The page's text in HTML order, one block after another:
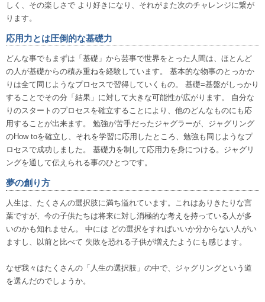
しく、その楽しさで より好きになり、それがまた次のチャレンジに繋が
ります。
応用力とは圧倒的な基礎力
どんな事でもまずは「基礎」から芸事で世界をとった人間は、ほとんど
の人が基礎からの積み重ねを経験しています。 基本的な物事のとっかか
りは全て同じようなプロセスで習得していくもの。 基礎=基盤がしっかり
することでその分「結果」に対して大きな可能性が広がります。 自分な
りのスタートのプロセスを確立することにより、他のどんなものにも応
用することが出来ます。 勉強が苦手だったジャグラーが、ジャグリング
のHow toを確立し、それを学習に応用したところ、勉強も同じようなプ
ロセスで成功しました。 基礎力を制して応用力を身につける。ジャグリ
ングを通して伝えられる事のひとつです。
夢の創り方
人生は、たくさんの選択肢に満ち溢れています。これはありきたりな言
葉ですが、今の子供たちは将来に対し消極的な考えを持っている人が多
いのかも知れません。 中には どの選択をすればいいか分からない人がい
ますし、以前と比べて 失敗を恐れる子供が増えたようにも感じます。
なぜ我々はたくさんの「人生の選択肢」の中で、ジャグリングという道
を選んだのでしょうか。